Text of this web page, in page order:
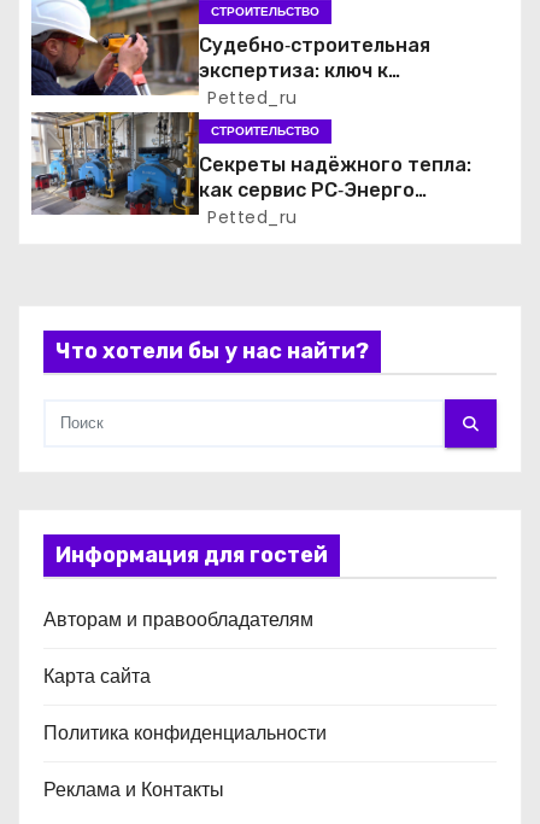
з
а
п
и
с
м
СТРОИТЕЛЬСТВО
Судебно‑строительная
экспертиза: ключ к
справедливому разрешению
строительных споров
Petted_ru
СТРОИТЕЛЬСТВО
Секреты надёжного тепла:
как сервис РС‑Энерго
обеспечивает безотказную
Petted_ru
Что хотели бы у нас найти?
Информация для гостей
Авторам и правообладателям
Карта сайта
Политика конфиденциальности
Реклама и Контакты